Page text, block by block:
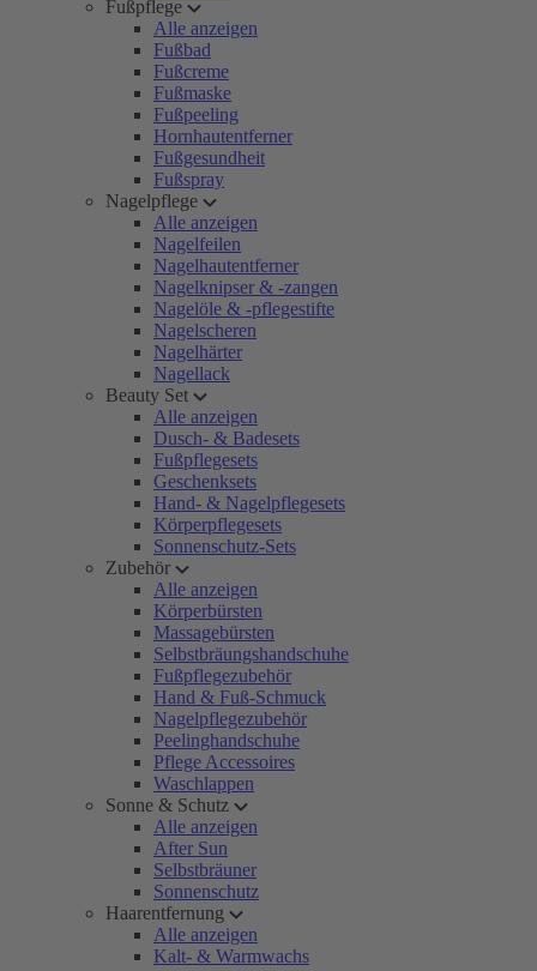
Fußpflege
Alle anzeigen
Fußbad
Fußcreme
Fußmaske
Fußpeeling
Hornhautentferner
Fußgesundheit
Fußspray
Nagelpflege
Alle anzeigen
Nagelfeilen
Nagelhautentferner
Nagelknipser & -zangen
Nagelöle & -pflegestifte
Nagelscheren
Nagelhärter
Nagellack
Beauty Set
Alle anzeigen
Dusch- & Badesets
Fußpflegesets
Geschenksets
Hand- & Nagelpflegesets
Körperpflegesets
Sonnenschutz-Sets
Zubehör
Alle anzeigen
Körperbürsten
Massagebürsten
Selbstbräungshandschuhe
Fußpflegezubehör
Hand & Fuß-Schmuck
Nagelpflegezubehör
Peelinghandschuhe
Pflege Accessoires
Waschlappen
Sonne & Schutz
Alle anzeigen
After Sun
Selbstbräuner
Sonnenschutz
Haarentfernung
Alle anzeigen
Kalt- & Warmwachs